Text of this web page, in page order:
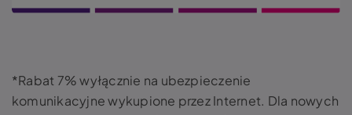
*Rabat 7% wyłącznie na ubezpieczenie
komunikacyjne wykupione przez Internet. Dla nowych